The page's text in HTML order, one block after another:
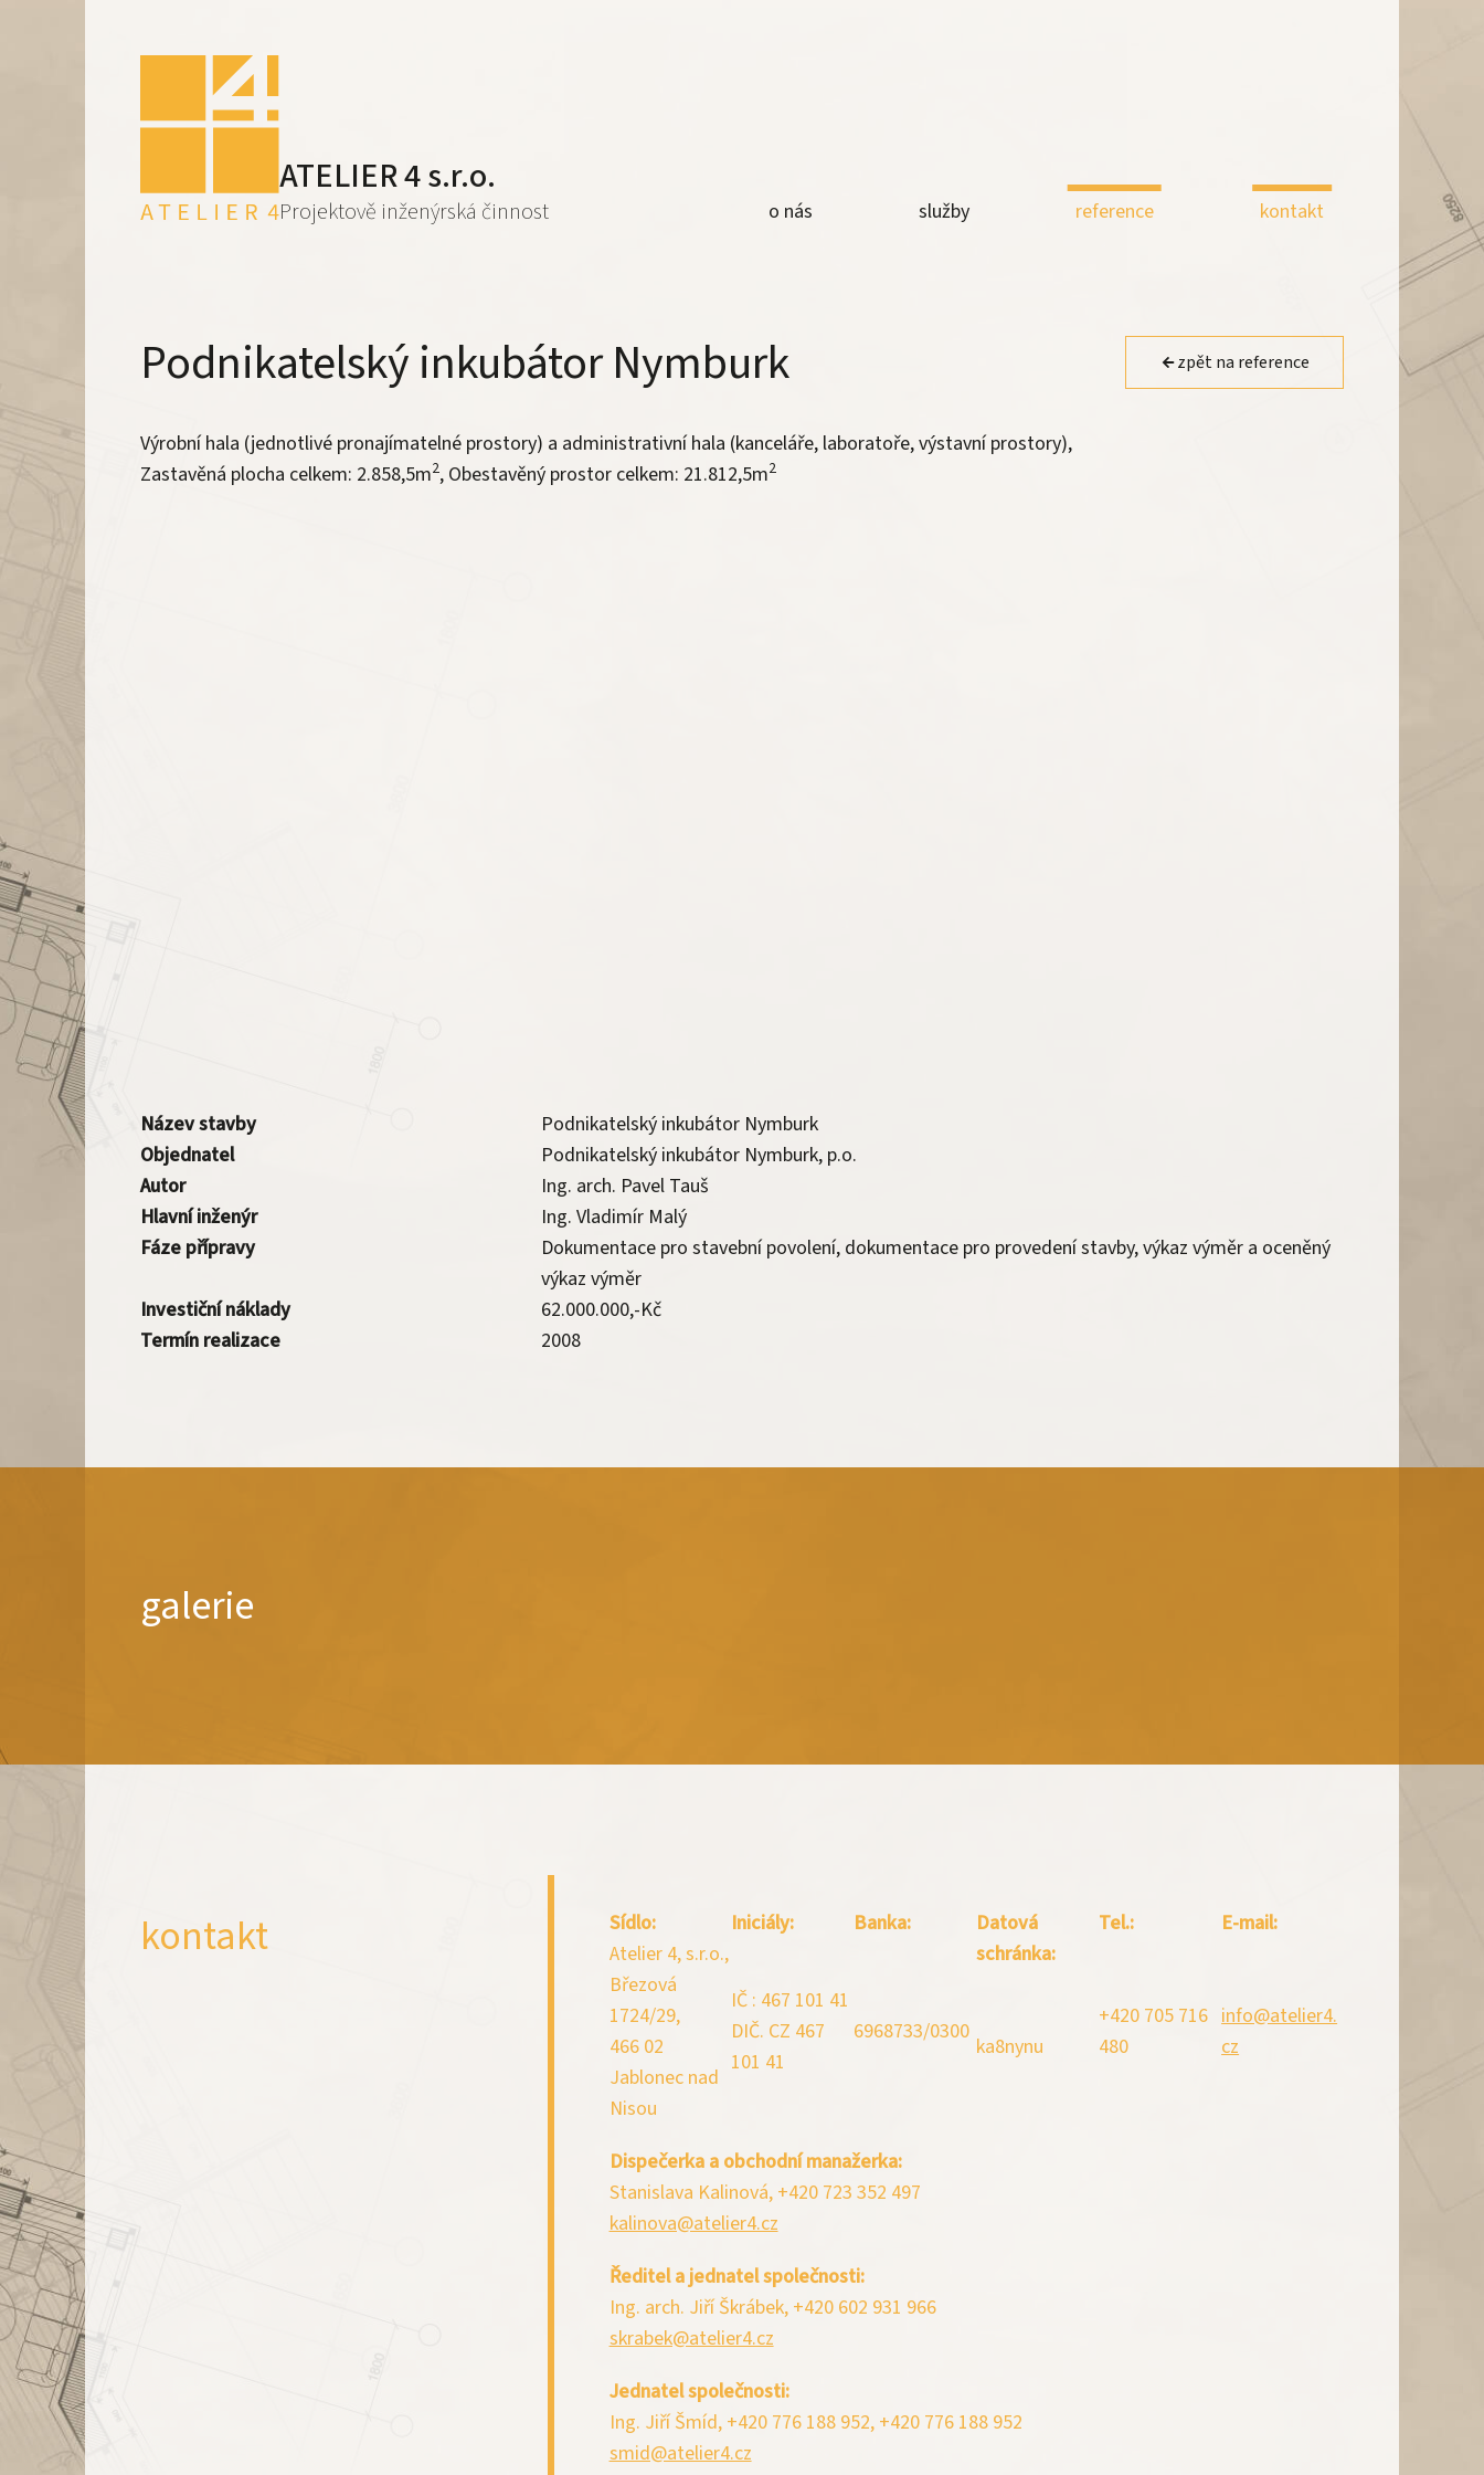
ATELIER 4 s.r.o.
Projektově inženýrská činnost o nás služby reference kontakt
Podnikatelský inkubátor Nymburk
Výrobní hala (jednotlivé pronajímatelné prostory) a administrativní hala (kanceláře, laboratoře, výstavní prostory),
Zastavěná plocha celkem: 2.858,5m2, Obestavěný prostor celkem: 21.812,5m2
zpět na reference
Název stavby
Podnikatelský inkubátor Nymburk
Objednatel
Podnikatelský inkubátor Nymburk, p.o.
Autor
Ing. arch. Pavel Tauš
Hlavní inženýr
Ing. Vladimír Malý
Fáze přípravy
Dokumentace pro stavební povolení, dokumentace pro provedení stavby, výkaz výměr a oceněný
výkaz výměr
Investiční náklady
62.000.000,-Kč
Termín realizace
2008
galerie
kontakt
Sídlo:
Atelier 4, s.r.o.,
Březová
1724/29,
466 02
Jablonec nad
Nisou
Iniciály:
IČ : 467 101 41
DIČ. CZ 467
101 41
Banka:
6968733/0300
Datová
schránka:
ka8nynu
Tel.:
+420 705 716
480
E-mail:
info@atelier4.
cz
Dispečerka a obchodní manažerka:
Stanislava Kalinová, +420 723 352 497
kalinova@atelier4.cz
Ředitel a jednatel společnosti:
Ing. arch. Jiří Škrábek, +420 602 931 966
skrabek@atelier4.cz
Jednatel společnosti:
Ing. Jiří Šmíd, +420 776 188 952, +420 776 188 952
smid@atelier4.cz